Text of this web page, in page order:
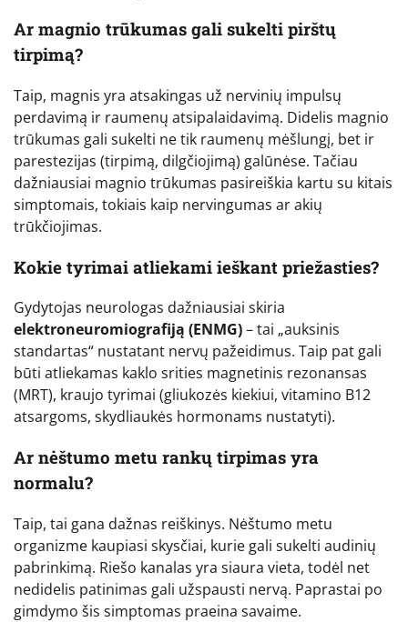
Ar magnio trūkumas gali sukelti pirštų
tirpimą?
Taip, magnis yra atsakingas už nervinių impulsų
perdavimą ir raumenų atsipalaidavimą. Didelis magnio
trūkumas gali sukelti ne tik raumenų mėšlungį, bet ir
parestezijas (tirpimą, dilgčiojimą) galūnėse. Tačiau
dažniausiai magnio trūkumas pasireiškia kartu su kitais
simptomais, tokiais kaip nervingumas ar akių
trūkčiojimas.
Kokie tyrimai atliekami ieškant priežasties?
Gydytojas neurologas dažniausiai skiria
elektroneuromiografiją (ENMG)– tai „auksinis
standartas“ nustatant nervų pažeidimus. Taip pat gali
būti atliekamas kaklo srities magnetinis rezonansas
(MRT), kraujo tyrimai (gliukozės kiekiui, vitamino B12
atsargoms, skydliaukės hormonams nustatyti).
Ar nėštumo metu rankų tirpimas yra
normalu?
Taip, tai gana dažnas reiškinys. Nėštumo metu
organizme kaupiasi skysčiai, kurie gali sukelti audinių
pabrinkimą. Riešo kanalas yra siaura vieta, todėl net
nedidelis patinimas gali užspausti nervą. Paprastai po
gimdymo šis simptomas praeina savaime.